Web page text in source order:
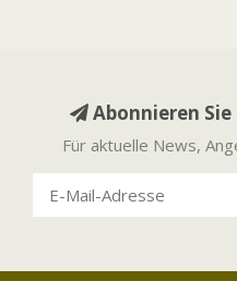
Abonnieren
Für aktuelle News,